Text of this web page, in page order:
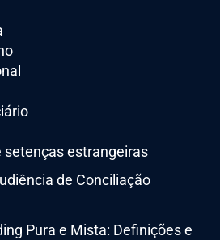
setenças estrangeiras
de Conciliação
Pura e Mista: Definições e